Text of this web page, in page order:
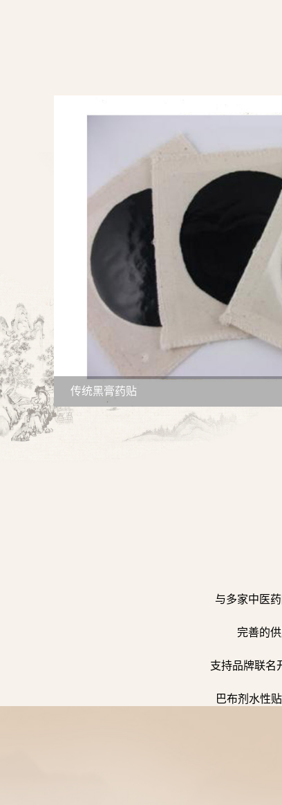
传统黑膏药贴
与多家中医
完善的
支持品牌联名
巴布剂水性